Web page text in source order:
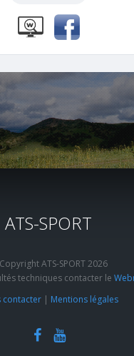
ATS-SPORT
ATS-SPORT 2026
techniques contacter le
contacter| Mentions légales